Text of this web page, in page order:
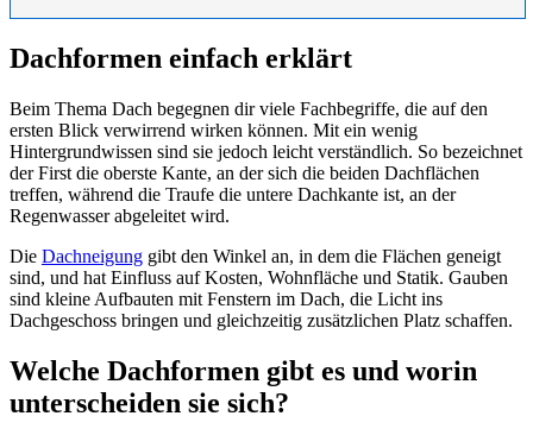
Dachformen einfach erklärt
Beim Thema Dach begegnen dir viele Fachbegriffe, die auf den
ersten Blick verwirrend wirken können. Mit ein wenig
Hintergrundwissen sind sie jedoch leicht verständlich. So bezeichnet
der First die oberste Kante, an der sich die beiden Dachflächen
treffen, während die Traufe die untere Dachkante ist, an der
Regenwasser abgeleitet wird.
Die Dachneigung gibt den Winkel an, in dem die Flächen geneigt
sind, und hat Einfluss auf Kosten, Wohnfläche und Statik. Gauben
sind kleine Aufbauten mit Fenstern im Dach, die Licht ins
Dachgeschoss bringen und gleichzeitig zusätzlichen Platz schaffen.
Welche Dachformen gibt es und worin
unterscheiden sie sich?